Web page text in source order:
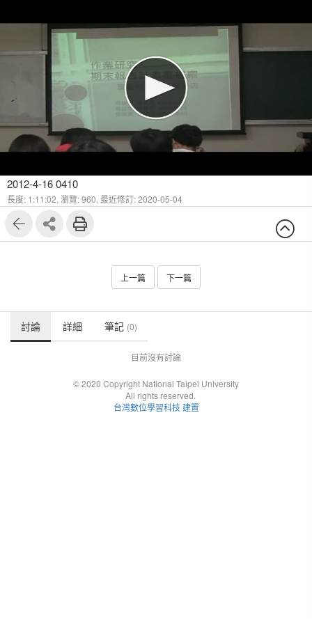
2012-4-16 0410
長度: 1:11:02, 瀏覽: 960, 最近修訂: 2020-05-04
上一篇 下一篇
討論 詳細 筆記 (0)
目前沒有討論
© 2020 Copyright National Taipei University
All rights reserved.
台灣數位學習科技 建置